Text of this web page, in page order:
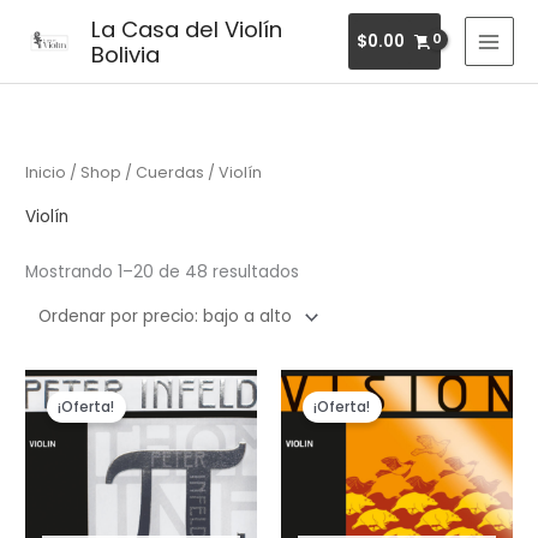
La Casa del Violín
Bolivia
$0.00
Inicio / Shop / Cuerdas / Violín
Violín
Mostrando 1–20 de 48 resultados
Ordenado
¡Oferta!
El
precio
original
era:
$178.30.
El
precio
actual
$149.50.
¡Oferta!
El
precio
original
$72.50.
El
precio
actual
es:
$60.60.